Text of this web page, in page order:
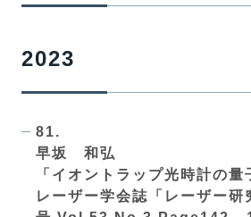
2023
81.
早坂 和弘
「イオントラップ光時計の量
レーザー学会誌「レーザー研